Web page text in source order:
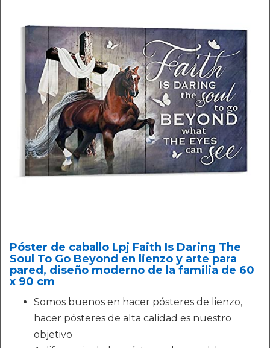
Póster de caballo Lpj Faith Is Daring The
Soul To Go Beyond en lienzo y arte para
pared, diseño moderno de la familia de 60
x 90 cm
Somos buenos en hacer pósteres de lienzo,
hacer pósteres de alta calidad es nuestro
objetivo